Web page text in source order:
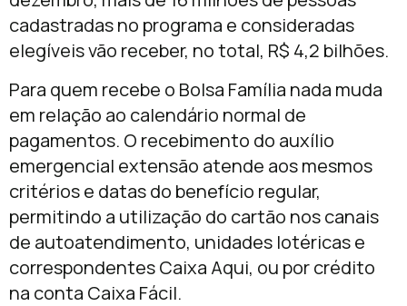
cadastradas no programa e consideradas
elegíveis vão receber, no total, R$ 4,2 bilhões.
Para quem recebe o Bolsa Família nada muda
em relação ao calendário normal de
pagamentos. O recebimento do auxílio
emergencial extensão atende aos mesmos
critérios e datas do benefício regular,
permitindo a utilização do cartão nos canais
de autoatendimento, unidades lotéricas e
correspondentes Caixa Aqui, ou por crédito
na conta Caixa Fácil.